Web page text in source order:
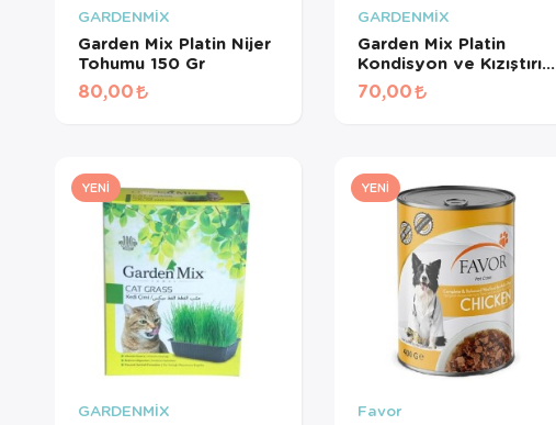
GARDENMİX
Garden Mix Platin Nijer
Tohumu 150 Gr
80,00
GARDENMİX
Garden Mix Platin
Kondisyon ve Kızıştırıcı
Yem 150 Gr
70,00
YENI
GARDENMİX
YENI
Favor